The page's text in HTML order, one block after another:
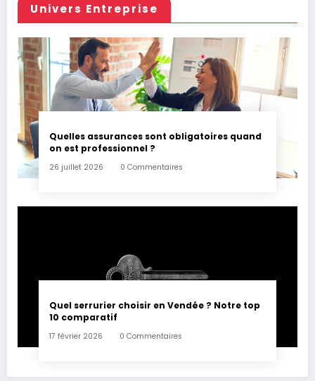
Univers Entreprise
Quelles assurances sont obligatoires quand
on est professionnel ?
26 juillet 2026 0 Commentaires
Quel serrurier choisir en Vendée ? Notre top
10 comparatif
17 février 2026 0 Commentaires